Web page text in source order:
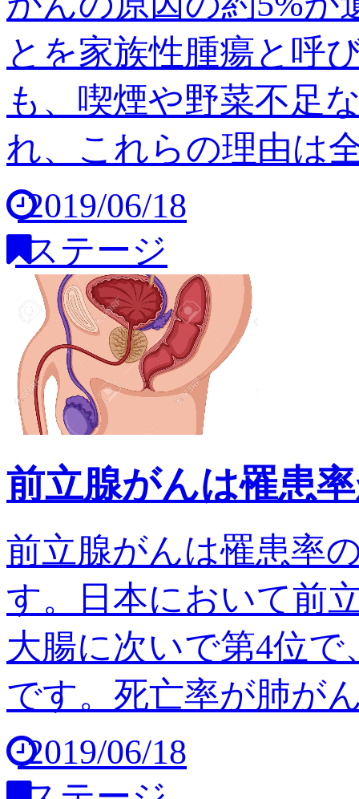
とを家族性腫瘍と呼
も、喫煙や野菜不足
れ、これらの理由は
2019/06/18
ステージ
前立腺がんは罹患
前立腺がんは罹患率
す。日本において前
大腸に次いで第4位で
です。死亡率が肺が
2019/06/18